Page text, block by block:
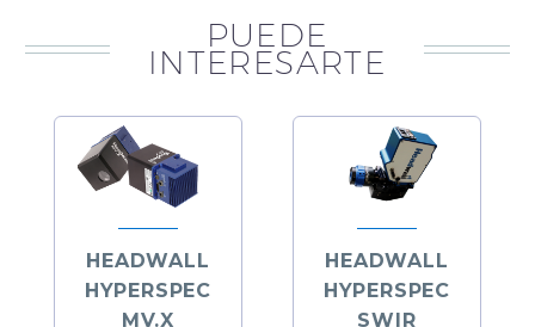
PUEDE
INTERESARTE
HEADWALL
HYPERSPEC
MV.X
HEADWALL
HYPERSPEC
SWIR